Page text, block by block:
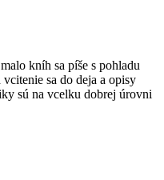
kníh sa píše s pohladu
sa do deja a opisy
sú na vcelku dobrej úrovni